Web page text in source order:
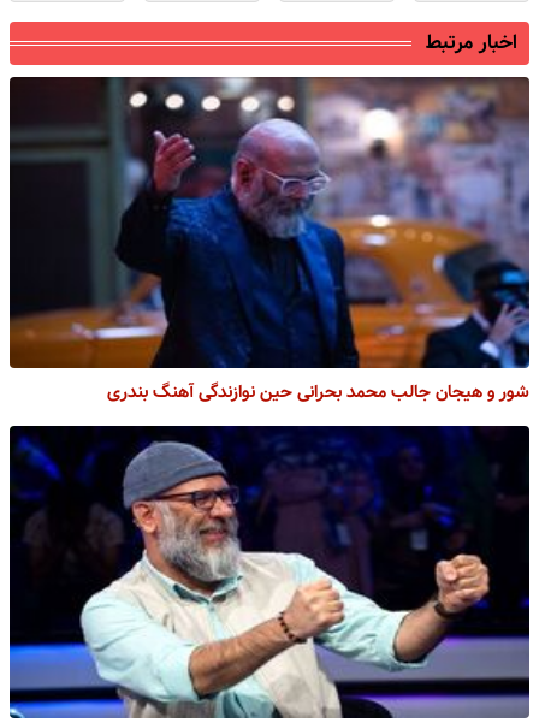
اخبار مرتبط
شور و هیجان جالب محمد بحرانی حین نوازندگی آهنگ بندری